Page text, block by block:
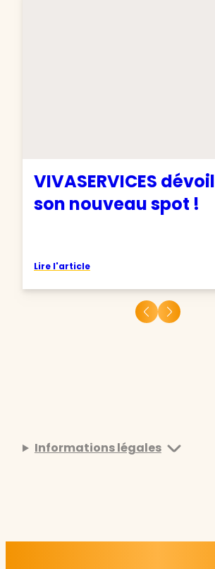
VIVASERVICES
son nouveau spot !
Lire l'article
Informations légales